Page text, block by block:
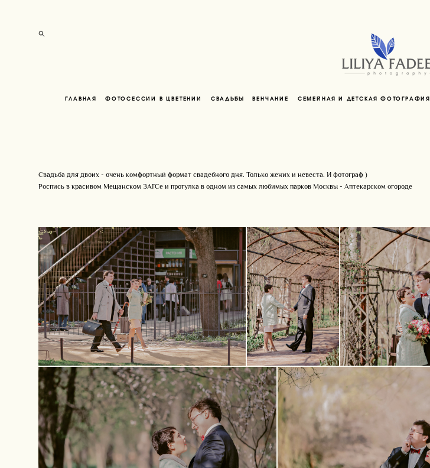
ГЛАВНАЯ ФОТОСЕССИИ В ЦВЕТЕНИИ СВАДЬБЫ ВЕНЧАНИЕ СЕМЕЙНАЯ И ДЕТСКАЯ ФОТОГРАФИЯ
Свадьба для двоих - очень комфортный формат свадебного дня. Только жених и невеста. И фотограф )
Роспись в красивом Мещанском ЗАГСе и прогулка в одном из самых любимых парков Москвы - Аптекарском огороде